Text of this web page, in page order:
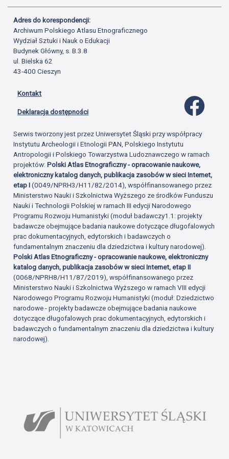
Adres do korespondencji:
Archiwum Polskiego Atlasu Etnograficznego
Wydział Sztuki i Nauk o Edukacji
Budynek Główny, s. B.3.8
ul. Bielska 62
43-400 Cieszyn
Kontakt
Deklaracja dostępności
Serwis tworzony jest przez Uniwersytet Śląski przy współpracy
Instytutu Archeologii i Etnologii PAN, Polskiego Instytutu
Antropologii i Polskiego Towarzystwa Ludoznawczego w ramach
projektów:Polski Atlas Etnograficzny - opracowanie naukowe,
elektroniczny katalog danych, publikacja zasobów w sieci Internet,
etap I(0049/NPRH3/H11/82/2014), współfinansowanego przez
Ministerstwo Nauki i Szkolnictwa Wyższego ze środków Funduszu
Nauki i Technologii Polskiej w ramach III edycji Narodowego
Programu Rozwoju Humanistyki (moduł badawczy1.1: projekty
badawcze obejmujące badania naukowe dotyczące długofalowych
prac dokumentacyjnych, edytorskich i badawczych o
fundamentalnym znaczeniu dla dziedzictwa i kultury narodowej).
Polski Atlas Etnograficzny - opracowanie naukowe, elektroniczny
katalog danych, publikacja zasobów w sieci Internet, etap II
(0068/NPRH8/H11/87/2019), współfinansowanego przez
Ministerstwo Nauki i Szkolnictwa Wyższego w ramach VIII edycji
Narodowego Programu Rozwoju Humanistyki (moduł: Dziedzictwo
narodowe - projekty badawcze obejmujące badania naukowe
dotyczące długofalowych prac dokumentacyjnych, edytorskich i
badawczych o fundamentalnym znaczeniu dla dziedzictwa i kultury
narodowej).